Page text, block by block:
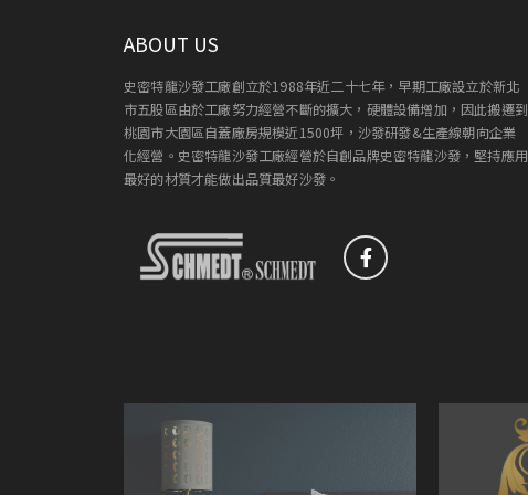
ABOUT US
史密特龍沙發工廠創立於1988年近二十七年，早期工廠設立於新北
市五股區由於工廠努力經營不斷的擴大，硬體設備增加，因此搬遷到
桃園市大園區自蓋廠房規模近1500坪，沙發研發&生產線朝向企業
化經營。史密特龍沙發工廠經營於自創品牌史密特龍沙發，堅持應用
最好的材質才能做出品質最好沙發。